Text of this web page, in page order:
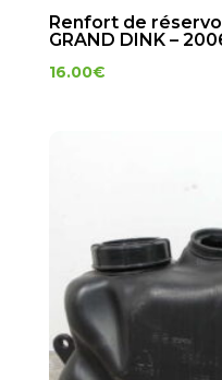
Renfort de
GRAND DINK –
16.00€